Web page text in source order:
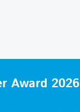
Award 2026